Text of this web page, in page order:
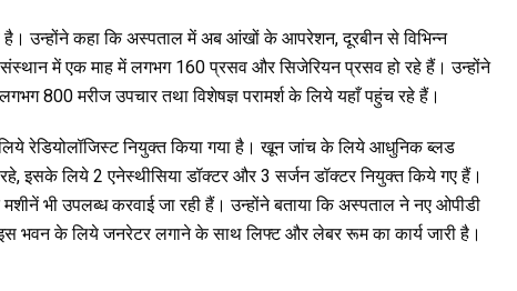
है। उन्होंने कहा कि अस्पताल में अब आंखों के आपरेशन, दूरबीन से विभिन्न
में एक माह में लगभग 160 प्रसव और सिजेरियन प्रसव हो रहे हैं। उन्होंने
800 मरीज उपचार तथा विशेषज्ञ परामर्श के लिये यहाँ पहुंच रहे हैं।
रेडियोलॉजिस्ट नियुक्त किया गया है। खून जांच के लिये आधुनिक ब्लड
इसके लिये 2 एनेस्थीसिया डॉक्टर और 3 सर्जन डॉक्टर नियुक्त किये गए हैं।
भी उपलब्ध करवाई जा रही हैं। उन्होंने बताया कि अस्पताल ने नए ओपीडी
इस भवन के लिये जनरेटर लगाने के साथ लिफ्ट और लेबर रूम का कार्य जारी है।